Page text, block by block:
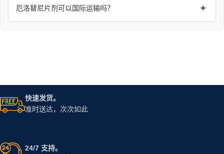
厄洛替尼片剂可以国际运输吗？ +
快速发货。
准时送达，次次如此
24/7 支持。